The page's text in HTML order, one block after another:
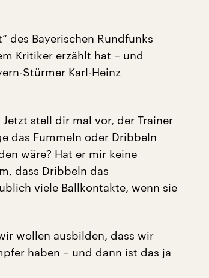
des Bayerischen Rundfunks
Kritiker erzählt hat – und
Stürmer Karl-Heinz
Jetzt stell dir mal vor, der Trainer
das Fummeln oder Dribbeln
wäre? Hat er mir keine
dass Dribbeln das
viele Ballkontakte, wenn sie
wollen ausbilden, dass wir
haben – und dann ist das ja